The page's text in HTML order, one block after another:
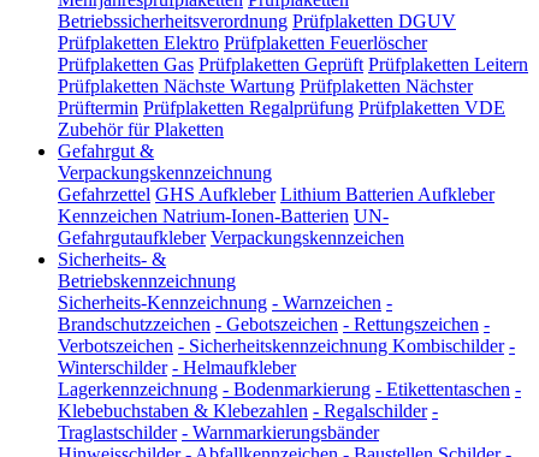
Betriebssicherheitsverordnung Prüfplaketten DGUV
Prüfplaketten Elektro Prüfplaketten Feuerlöscher
Prüfplaketten Gas Prüfplaketten Geprüft Prüfplaketten Leitern
Prüfplaketten Nächste Wartung Prüfplaketten Nächster
Prüftermin Prüfplaketten Regalprüfung Prüfplaketten VDE
Zubehör für Plaketten
Gefahrgut &
Verpackungskennzeichnung
Gefahrzettel GHS Aufkleber Lithium Batterien Aufkleber
Kennzeichen Natrium-Ionen-Batterien UN-
Gefahrgutaufkleber Verpackungskennzeichen
Sicherheits- &
Betriebskennzeichnung
Sicherheits-Kennzeichnung - Warnzeichen -
Brandschutzzeichen - Gebotszeichen - Rettungszeichen -
Verbotszeichen - Sicherheitskennzeichnung Kombischilder -
Winterschilder - Helmaufkleber
Lagerkennzeichnung - Bodenmarkierung - Etikettentaschen -
Klebebuchstaben & Klebezahlen - Regalschilder -
Traglastschilder - Warnmarkierungsbänder